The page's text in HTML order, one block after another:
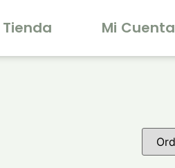
Tienda Mi Cuenta